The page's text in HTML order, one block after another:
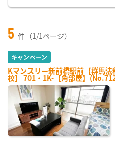
5 件（1/1ページ）
キャンペーン
Kマンスリー新前橋駅前【群馬
校】 701・1K-【角部屋】